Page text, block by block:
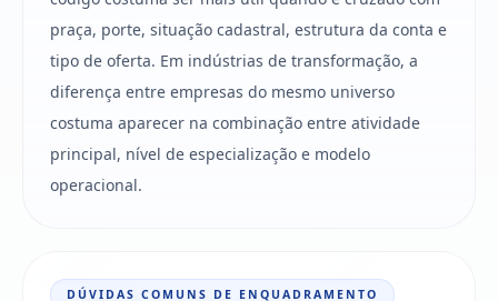
praça, porte, situação cadastral, estrutura da conta e
tipo de oferta. Em indústrias de transformação, a
diferença entre empresas do mesmo universo
costuma aparecer na combinação entre atividade
principal, nível de especialização e modelo
operacional.
DÚVIDAS COMUNS DE ENQUADRAMENTO